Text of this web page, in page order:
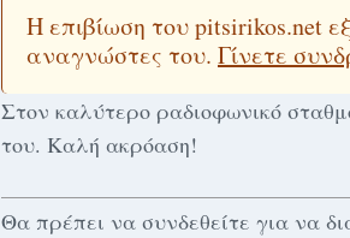
Η επιβίωση του pitsirikos.net
αναγνώστες του. Γίνετε
Στον καλύτερο ραδιοφωνικό
του. Καλή ακρόαση!
Θα πρέπει να συνδεθείτε για να